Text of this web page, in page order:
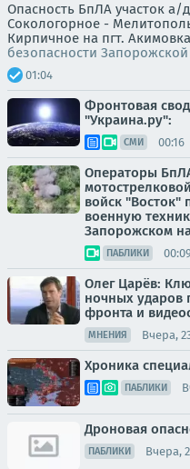
Опасность БпЛА участок а/
Сокологорное -
Кирпичное на пгт.
безопасности
01:04
Фронтовая
"Украина.ру":
СМИ 00:16
Операторы
войск "Восток"
военную
Запорожском
ПАБЛИКИ 00:09
Олег Царёв:
ночных ударов
фронта и
МНЕНИЯ Вчера,
Хроника
ПАБЛИКИ
Дроновая
ПАБЛИКИ Вчера,